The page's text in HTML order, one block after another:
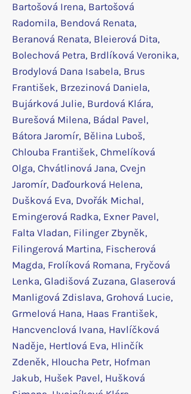
Bartošová Irena, Bartošová
Radomila, Bendová Renata,
Beranová Renata, Bleierová Dita,
Bolechová Petra, Brdlíková Veronika,
Brodylová Dana Isabela, Brus
František, Brzezinová Daniela,
Bujárková Julie, Burdová Klára,
Burešová Milena, Bádal Pavel,
Bátora Jaromír, Bělina Luboš,
Chlouba František, Chmelíková
Olga, Chvátlinová Jana, Cvejn
Jaromír, Daďourková Helena,
Dušková Eva, Dvořák Michal,
Emingerová Radka, Exner Pavel,
Falta Vladan, Filinger Zbyněk,
Filingerová Martina, Fischerová
Magda, Frolíková Romana, Fryčová
Lenka, Gladišová Zuzana, Glaserová
Manligová Zdislava, Grohová Lucie,
Grmelová Hana, Haas František,
Hancvenclová Ivana, Havlíčková
Naděje, Hertlová Eva, Hlinčík
Zdeněk, Hloucha Petr, Hofman
Jakub, Hušek Pavel, Hušková